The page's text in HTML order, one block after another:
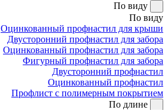
По виду
По виду
Оцинкованный профнастил для крыши
Двусторонний профнастил для забора
Оцинкованный профнастил для забора
Фигурный профнастил для забора
Двусторонний профнастил
Оцинкованный профнастил
Профлист с полимерным покрытием
По длине